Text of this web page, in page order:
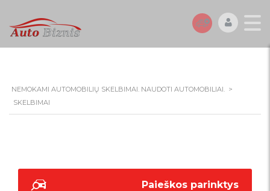
NEMOKAMI AUTOMOBILIŲ SKELBIMAI. NAUDOTI AUTOMOBILIAI. >
SKELBIMAI
Paieškos parinktys